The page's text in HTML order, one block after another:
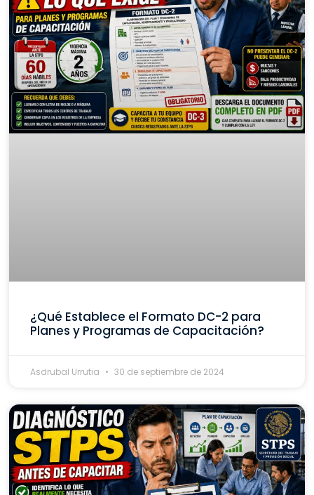
¿Qué Establece el Formato DC-2 para
Planes y Programas de Capacitación?
Asdrubal Urrutia 30 de septiembre de 2024